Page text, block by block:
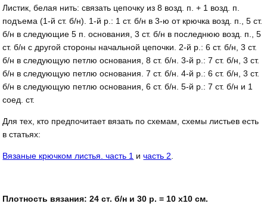
Листик, белая нить: связать цепоч­ку из 8 возд. п. + 1 возд. п.
подъема (1-й ст. б/н). 1-й р.: 1 ст. б/н в 3-ю от крючка возд. п., 5 ст.
б/н в следую­щие 5 п. основания, 3 ст. б/н в по­следнюю возд. п., 5
ст. б/н с другой стороны начальной цепочки. 2-й р.: 6 ст. б/н, 3 ст.
б/н в следующую петлю основания, 8 ст. б/н. 3-й р.: 7 ст. б/н, 3 ст.
б/н в следующую петлю основа­ния. 7 ст. б/н. 4-й р.: 6 ст. б/н, 3 ст.
б/н в следующую петлю основания, 6 ст. б/н. 5-й р.: 7 ст. б/н и 1
соед. ст.
Для тех, кто предпочитает вязать по схемам, схемы листьев есть
в статьях:
Вязаные крючком листья. часть 1 ичасть 2
Плотность вязания: 24 ст. б/н и 30 р. = 10 x10 см.